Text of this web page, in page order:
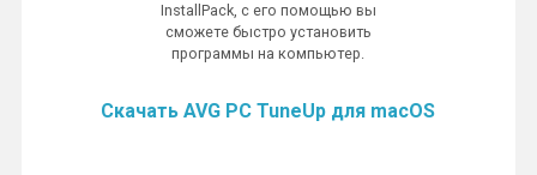
InstallPack, с его помощью вы
сможете быстро установить
программы на компьютер.
Скачать AVG PC TuneUp для macOS